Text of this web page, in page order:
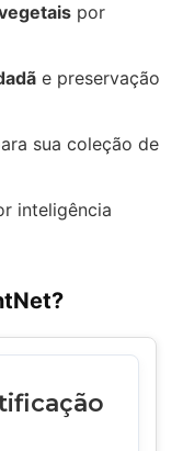
por
e preservação
sua coleção de
inteligência